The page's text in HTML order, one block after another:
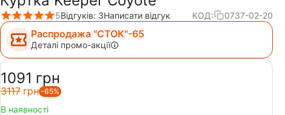
5Відгуків: 3Написати відгук КОД: 0737-02-20
Распродажа "СТОК"-65
Деталі промо-акції
‍1091‍ грн
‍3117‍ грн -65%
В наявності